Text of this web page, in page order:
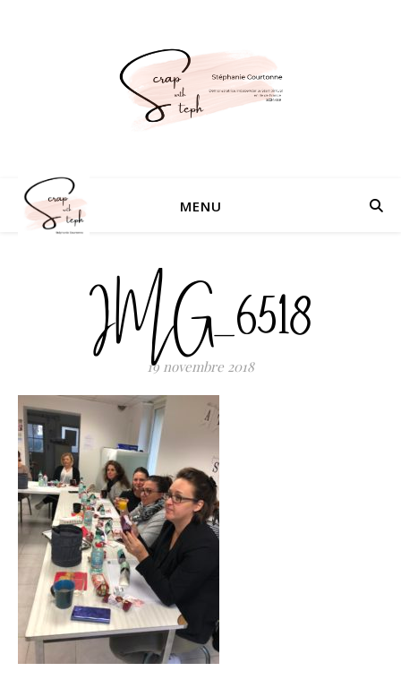
MENU
IMG_6518
19 novembre 2018